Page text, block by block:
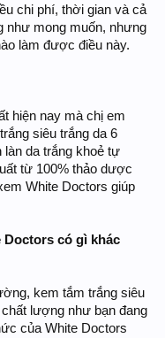
chi phí, thời gian và cả
như mong muốn, nhưng
làm được điều này.
hiện nay mà chị em
siêu trắng da 6
làn da trắng khoẻ tự
từ 100% thảo dược
White Doctors giúp
Doctors có gì khác
kem tắm trắng siêu
lượng như bạn đang
của White Doctors